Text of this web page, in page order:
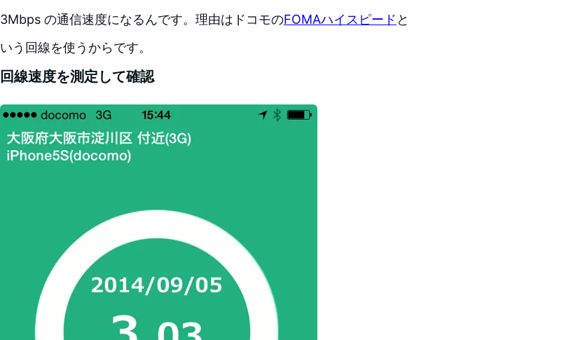
3Mbps の通信速度になるんです。理由はドコモのFOMAハイスピード と
いう回線を使うからです。
回線速度を測定して確認